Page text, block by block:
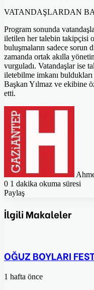
VATANDAŞLARDAN
Program sonunda
iletilen her talebin takipçisi
buluşmaların sadece sorun
zamanda ortak akılla
vurguladı. Vatandaşlar ise
iletebilme imkanı
Başkan Yılmaz ve ekibine
etti.
0 1 dakika okuma süresi
Paylaş
Posta
ile
İlgili Makaleler
OĞUZ BOYLARI
1 hafta önce